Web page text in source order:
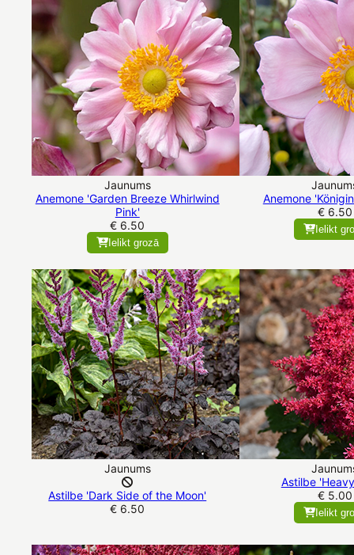
Jaunums
Anemone 'Garden Breeze Whirlwind
Pink'
€ 6.50
Ielikt grozā
Anemone
€ 6.50
Ielikt
Jaunums
Astilbe 'Dark Side of the Moon'
€ 6.50
Astilbe
€ 5.00
Ielikt